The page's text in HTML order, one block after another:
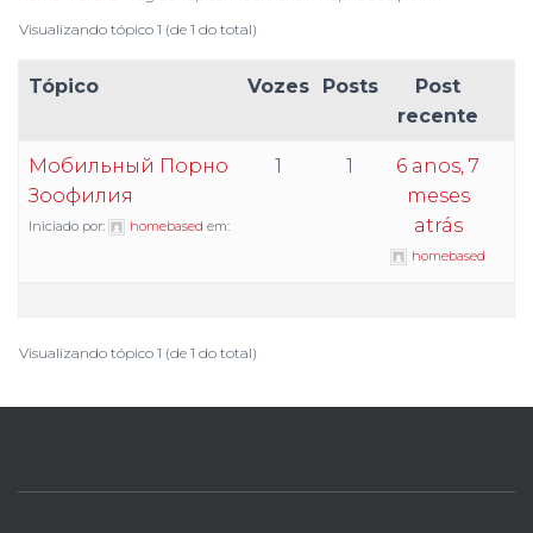
Visualizando tópico 1 (de 1 do total)
Tópico Vozes Posts
Post
recente
Мобильный Порно
Зоофилия
Iniciado por: homebased em:
1 1
6 anos, 7
meses
atrás
homebased
Visualizando tópico 1 (de 1 do total)